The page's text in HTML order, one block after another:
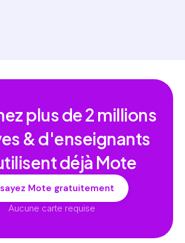
plus de2 millions
& d'enseignants
déjà Mote
Mote gratuitement
Aucune carte requise